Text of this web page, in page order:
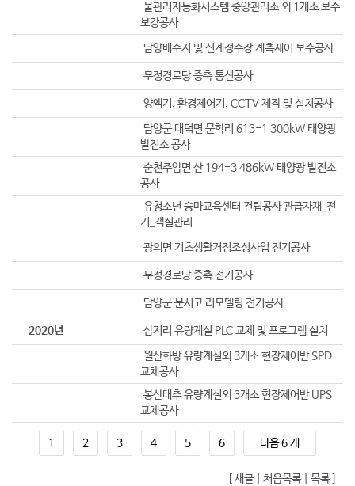
물관리자동화시스템 중앙관리소 외 1개소 보수
보강공사
담양배수지 및 신계정수장 계측제어 보수공사
무정경로당 증축 통신공사
양액기, 환경제어기, CCTV 제작 및 설치공사
담양군 대덕면 문학리 613-1 300kW 태양광
발전소 공사
순천주암면 산 194-3 486kW 태양광 발전소
공사
유청소년 승마교육센터 건립공사 관급자재_전
기_객실관리
광의면 기초생활거점조성사업 전기공사
무정경로당 증축 전기공사
담양군 문서고 리모델링 전기공사
2020년
삼지리 유량계실 PLC 교체 및 프로그램 설치
월산화방 유량계실외 3개소 현장제어반 SPD
교체공사
봉산대추 유량계실외 3개소 현장제어반 UPS
교체공사
1 2 3 4 5 6 다음 6 개
새글| 처음목록| 목록]